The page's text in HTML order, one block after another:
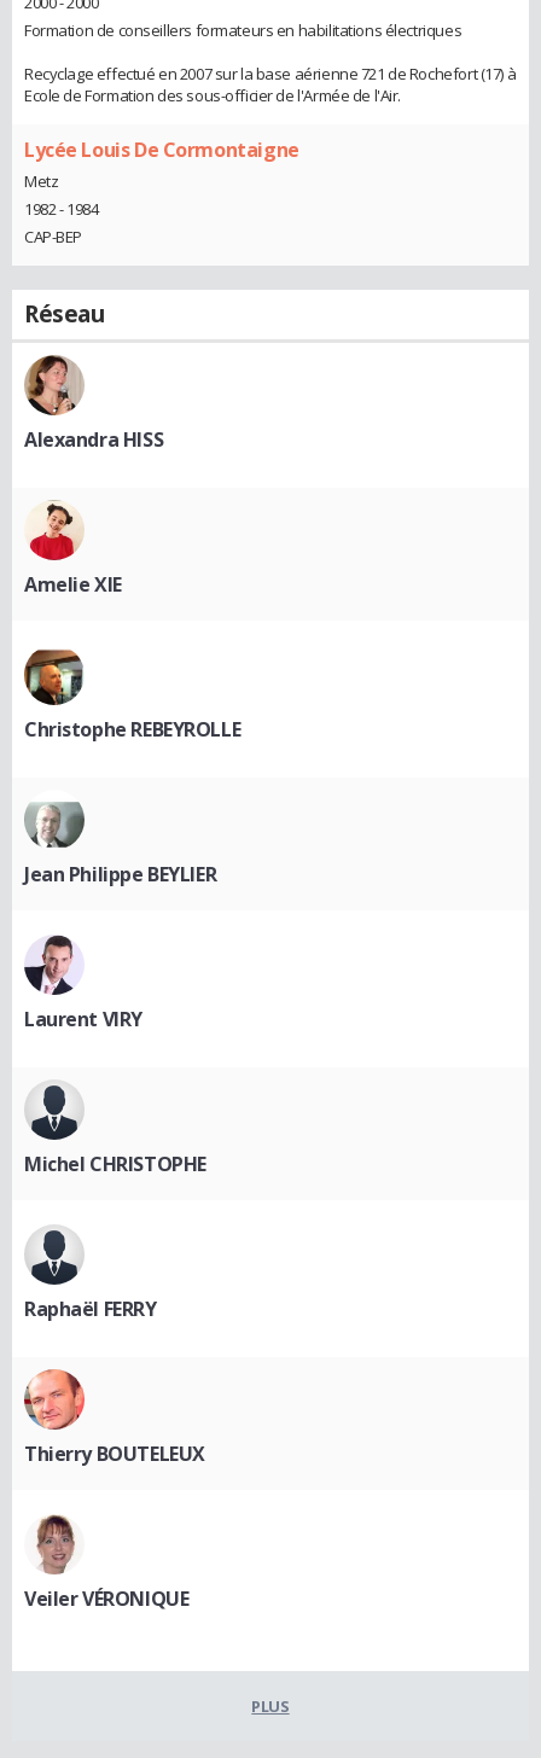
Formation de conseillers formateurs en habilitations électriques
Recyclage effectué en 2007 sur la base aérienne 721 de Rochefort (17) à
Ecole de Formation des sous-officier de l'Armée de l'Air.
Lycée Louis De Cormontaigne
Metz
1982 - 1984
CAP-BEP
Réseau
Alexandra HISS
Amelie XIE
Christophe REBEYROLLE
Jean Philippe BEYLIER
Laurent VIRY
Michel CHRISTOPHE
Raphaël FERRY
Thierry BOUTELEUX
Veiler VÉRONIQUE
PLUS